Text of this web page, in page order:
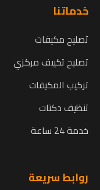
خدماتنا
تصليح مكيفات
تصليح تكييف مركزي
تركيب المكيفات
تنظيف دكتات
خدمة 24 ساعة
روابط سريعة